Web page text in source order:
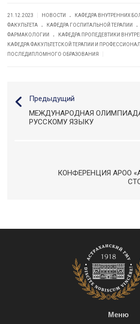
21.12.2023 НОВОСТИ .
КАФЕДРА ВНУТРЕННИХ
ФАКУЛЬТЕТА
. КАФЕДРА ГОСПИТАЛЬНОЙ ТЕРАПИИ .
ФАРМАКОЛОГИИ
. КАФЕДРА ПРОПЕДЕВТИКИ
КАФЕДРА ФАКУЛЬТЕТСКОЙ ТЕРАПИИ И
ПОСЛЕДИПЛОМНОГО ОБРАЗОВАНИЯ
Предыдущий
МЕЖДУНАРОДНАЯ
РУССКОМУ ЯЗЫКУ
КОНФЕРЕНЦИЯ АРОО
Меню